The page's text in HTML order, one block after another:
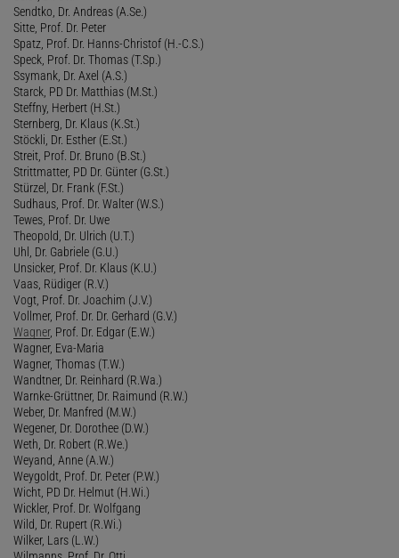
Sendtko, Dr. Andreas (A.Se.)
Sitte, Prof. Dr. Peter
Spatz, Prof. Dr. Hanns-Christof (H.-C.S.)
Speck, Prof. Dr. Thomas (T.Sp.)
Ssymank, Dr. Axel (A.S.)
Starck, PD Dr. Matthias (M.St.)
Steffny, Herbert (H.St.)
Sternberg, Dr. Klaus (K.St.)
Stöckli, Dr. Esther (E.St.)
Streit, Prof. Dr. Bruno (B.St.)
Strittmatter, PD Dr. Günter (G.St.)
Stürzel, Dr. Frank (F.St.)
Sudhaus, Prof. Dr. Walter (W.S.)
Tewes, Prof. Dr. Uwe
Theopold, Dr. Ulrich (U.T.)
Uhl, Dr. Gabriele (G.U.)
Unsicker, Prof. Dr. Klaus (K.U.)
Vaas, Rüdiger (R.V.)
Vogt, Prof. Dr. Joachim (J.V.)
Vollmer, Prof. Dr. Dr. Gerhard (G.V.)
Wagner, Prof. Dr. Edgar (E.W.)
Wagner, Eva-Maria
Wagner, Thomas (T.W.)
Wandtner, Dr. Reinhard (R.Wa.)
Warnke-Grüttner, Dr. Raimund (R.W.)
Weber, Dr. Manfred (M.W.)
Wegener, Dr. Dorothee (D.W.)
Weth, Dr. Robert (R.We.)
Weyand, Anne (A.W.)
Weygoldt, Prof. Dr. Peter (P.W.)
Wicht, PD Dr. Helmut (H.Wi.)
Wickler, Prof. Dr. Wolfgang
Wild, Dr. Rupert (R.Wi.)
Wilker, Lars (L.W.)